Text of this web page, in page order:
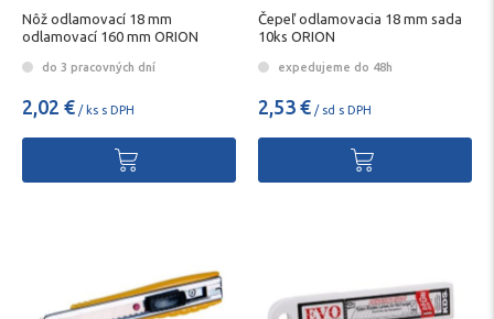
Nôž odlamovací 18 mm
odlamovací 160 mm ORION
do 3 pracovných dní
2,02 € / ks s DPH
Čepeľ odlamovacia 18 mm sada
10ks ORION
expedujeme do 48h
2,53 € / sd s DPH